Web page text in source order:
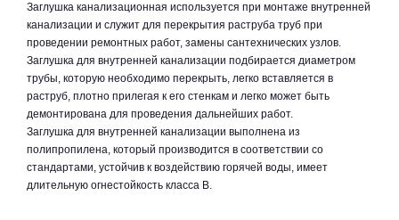
Заглушка канализационная используется при монтаже внутренней
канализации и служит для перекрытия раструба труб при
проведении ремонтных работ, замены сантехнических узлов.
Заглушка для внутренней канализации подбирается диаметром
трубы, которую необходимо перекрыть, легко вставляется в
раструб, плотно прилегая к его стенкам и легко может быть
демонтирована для проведения дальнейших работ.
Заглушка для внутренней канализации выполнена из
полипропилена, который производится в соответствии со
стандартами, устойчив к воздействию горячей воды, имеет
длительную огнестойкость класса B.